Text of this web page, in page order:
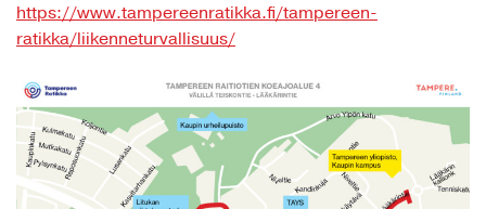
https://www.tampereenratikka.fi/tampereen-
ratikka/liikenneturvallisuus/